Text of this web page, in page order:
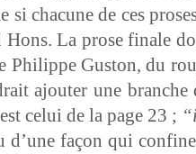
si cha­cune de ces
Hons. La prose finale
Philippe Gus­ton, du
ajouter une branche
celui de la page 23 ;
façon qui